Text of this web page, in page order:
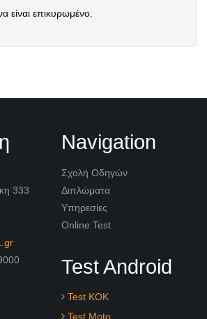
είναι επικυρωμένο.
333
Navigation
Σχολή Οδηγών
Διπλώματα
Υπηρεσίες
Online Test
Test Android
Test KOK
Test Moto